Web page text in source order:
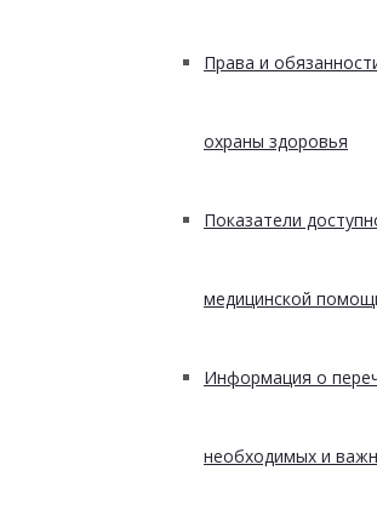
Права и
охраны здоровья
Показатели
медицинской
Информация о
необходимых и